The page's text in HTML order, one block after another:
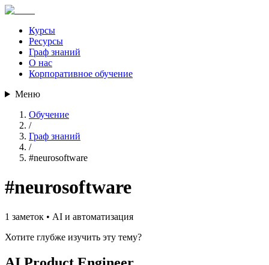
Курсы
Ресурсы
Граф знаний
О нас
Корпоративное обучение
Меню
Обучение
/
Граф знаний
/
#neurosoftware
#neurosoftware
1 заметок • AI и автоматизация
Хотите глубже изучить эту тему?